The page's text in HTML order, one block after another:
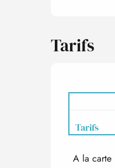
Tarifs
Tarifs
Tarifs 2027
A la carte